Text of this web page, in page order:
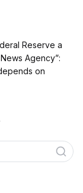
Reserve a
Agency”:
on